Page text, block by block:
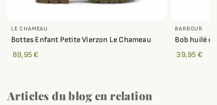
LE CHAMEAU
Bottes Enfant Petite Vierzon Le Chameau
89,95 €
BARBOUR
Bob huilé
39,95 €
Articles du blog en relation